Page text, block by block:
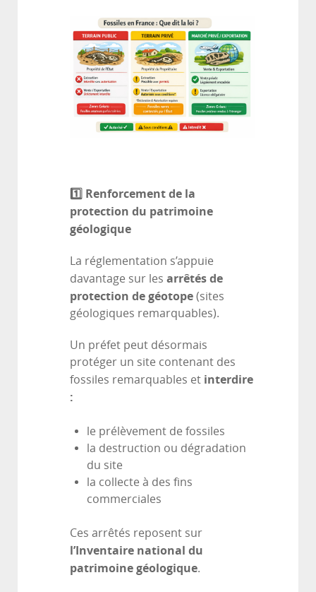
1️ ⃣ Renforcement de la
protection du patrimoine
géologique
La réglementation s’appuie
davantage sur les arrêtés de
protection de géotope (sites
géologiques remarquables).
Un préfet peut désormais
protéger un site contenant des
fossiles remarquables et interdire
:
le prélèvement de fossiles
la destruction ou dégradation
du site
la collecte à des fins
commerciales
Ces arrêtés reposent sur
l’Inventaire national du
patrimoine géologique.